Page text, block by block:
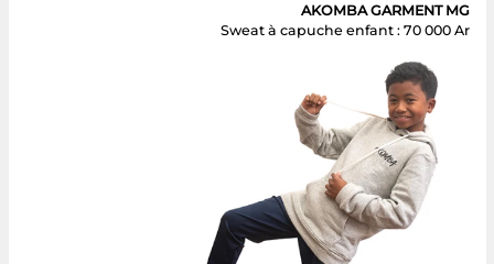
AKOMBA GARMENT MG
Sweat à capuche enfant : 70 000 Ar